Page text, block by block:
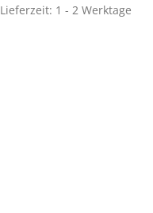
Lieferzeit: 1 - 2 Werktage